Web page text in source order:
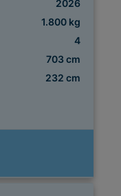
2026
1.800 kg
4
703 cm
232 cm